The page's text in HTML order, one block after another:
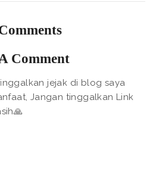
Comment
jejak di blog saya
Jangan tinggalkan Link